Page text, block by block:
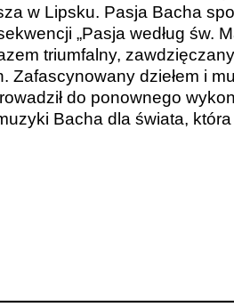
w Lipsku. Pasja Bacha
„Pasja według św.
triumfalny,
Zafascynowany dziełem i
do ponownego
Bacha dla świata,